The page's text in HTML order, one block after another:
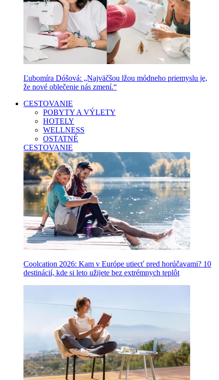
Ľubomíra Dóšová: „Najväčšou lžou módneho priemyslu je,
že nové oblečenie nás zmení.“
CESTOVANIE
POBYTY A VÝLETY
HOTELY
WELLNESS
OSTATNÉ
CESTOVANIE
Coolcation 2026: Kam v Európe utiecť pred horúčavami? 10
destinácií, kde si leto užijete bez extrémnych teplôt